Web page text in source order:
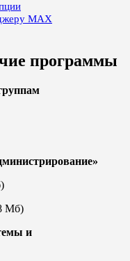
MAX
программы
Мб)
и